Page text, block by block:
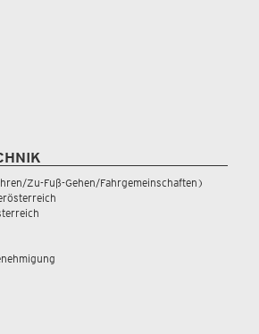
Zu-Fuß-Gehen/Fahrgemeinschaften)